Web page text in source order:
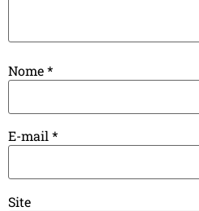
Nome*
E-mail *
Site